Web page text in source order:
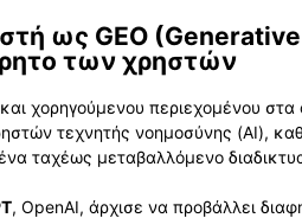
ως GEO
των χρηστών
χορηγούμενου περιεχομένου στα
τεχνητής νοημοσύνης (AI),
ταχέως μεταβαλλόμενο
, OpenAI, άρχισε να προβάλλει